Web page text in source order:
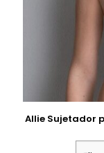
Allie Sujetador